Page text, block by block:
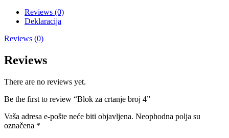
Reviews (0)
Deklaracija
Reviews (0)
Reviews
There are no reviews yet.
Be the first to review “Blok za crtanje broj 4”
Vaša adresa e-pošte neće biti objavljena. Neophodna polja su
označena *